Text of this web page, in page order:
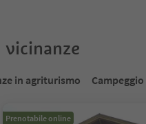
in agriturismo Campeggio
Prenotabile online